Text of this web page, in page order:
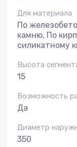
Для материала
По
камню, По
силикатному
Высота
15
Возможность
Да
Диаметр
350